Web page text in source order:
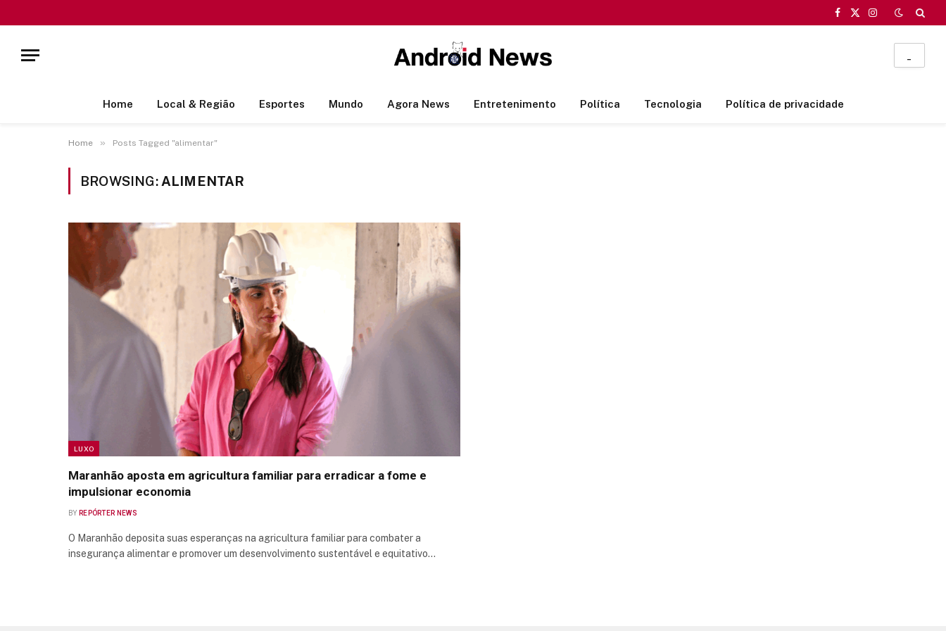
Facebook
X
Instagram
Home Local & Região Esportes Mundo Agora News Entretenimento Política Tecnologia Política de privacidade
Home » Posts Tagged "alimentar"
BROWSING: ALIMENTAR
LUXO
Maranhão aposta em agricultura familiar para erradicar a fome e
impulsionar economia
BY REPÓRTER NEWS
O Maranhão deposita suas esperanças na agricultura familiar para combater a
insegurança alimentar e promover um desenvolvimento sustentável e equitativo…